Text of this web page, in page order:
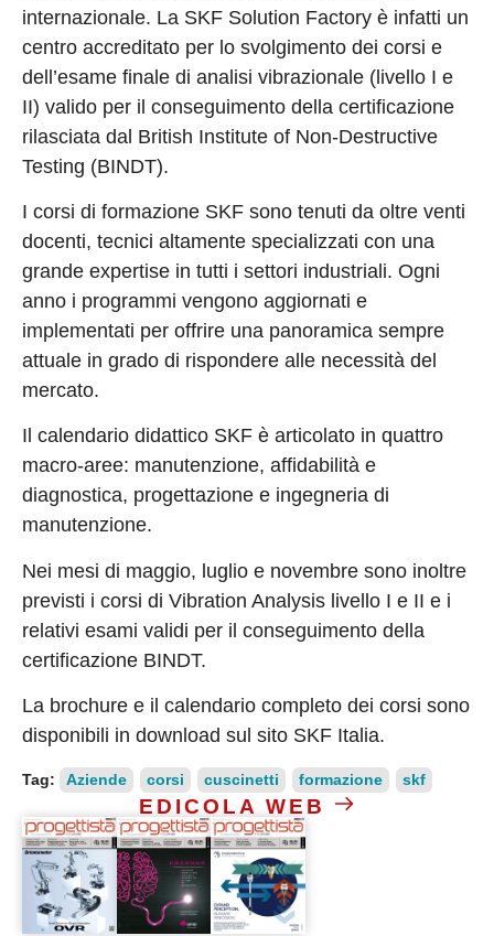
internazionale. La SKF Solution Factory è infatti un
centro accreditato per lo svolgimento dei corsi e
dell’esame finale di analisi vibrazionale (livello I e
II) valido per il conseguimento della certificazione
rilasciata dal British Institute of Non-Destructive
Testing (BINDT).
I corsi di formazione SKF sono tenuti da oltre venti
docenti, tecnici altamente specializzati con una
grande expertise in tutti i settori industriali. Ogni
anno i programmi vengono aggiornati e
implementati per offrire una panoramica sempre
attuale in grado di rispondere alle necessità del
mercato.
Il calendario didattico SKF è articolato in quattro
macro-aree: manutenzione, affidabilità e
diagnostica, progettazione e ingegneria di
manutenzione.
Nei mesi di maggio, luglio e novembre sono inoltre
previsti i corsi di Vibration Analysis livello I e II e i
relativi esami validi per il conseguimento della
certificazione BINDT.
La brochure e il calendario completo dei corsi sono
disponibili in download sul sito SKF Italia.
Tag: Aziende corsi cuscinetti formazione skf
EDICOLA WEB